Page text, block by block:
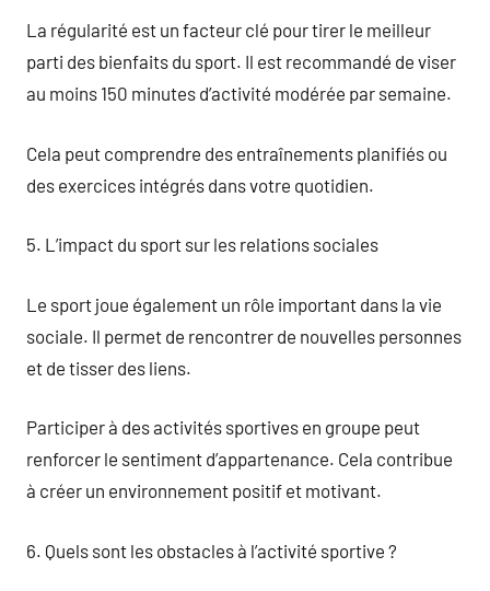
La régularité est un facteur clé pour tirer le meilleur
parti des bienfaits du sport. Il est recommandé de viser
au moins 150 minutes d’activité modérée par semaine.
Cela peut comprendre des entraînements planifiés ou
des exercices intégrés dans votre quotidien.
5. L’impact du sport sur les relations sociales
Le sport joue également un rôle important dans la vie
sociale. Il permet de rencontrer de nouvelles personnes
et de tisser des liens.
Participer à des activités sportives en groupe peut
renforcer le sentiment d’appartenance. Cela contribue
à créer un environnement positif et motivant.
6. Quels sont les obstacles à l’activité sportive ?